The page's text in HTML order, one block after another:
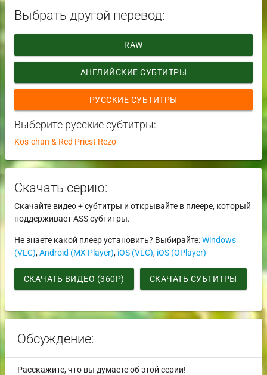
Выбрать другой перевод:
RAW
АНГЛИЙСКИЕ СУБТИТРЫ
РУССКИЕ СУБТИТРЫ
Выберите русские субтитры:
Kos-chan & Red Priest Rezo
Скачать серию:
Скачайте видео + субтитры и открывайте в плеере, который
поддерживает ASS субтитры.
Не знаете какой плеер установить? Выбирайте:Windows
(VLC),Android (MX Player), iOS (VLC), iOS (OPlayer)
СКАЧАТЬ ВИДЕО (360P) СКАЧАТЬ СУБТИТРЫ
Обсуждение:
Расскажите, что вы думаете об этой серии!